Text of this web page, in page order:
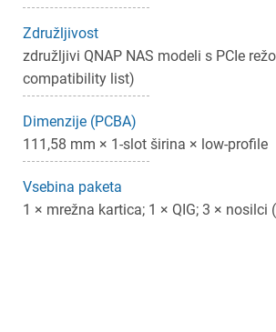
Združljivost
združljivi QNAP NAS modeli s PCIe
compatibility list)
Dimenzije (PCBA)
111,58 mm × 1-slot širina × low-profile
Vsebina paketa
1 × mrežna kartica; 1 × QIG; 3 ×